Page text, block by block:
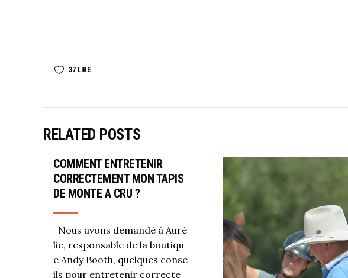
37 LIKE
RELATED POSTS
COMMENT ENTRETENIR
CORRECTEMENT MON TAPIS
DE MONTE A CRU ?
Nous avons demandé à Auré
lie, responsable de la boutiqu
e Andy Booth, quelques conse
ils pour entretenir correcte